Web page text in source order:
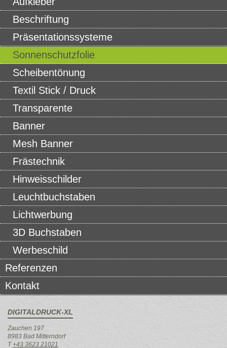
Beschriftung
Präsentationssysteme
Sonnenschutzfolie
Scheibentönung
Textil Stick / Druck
Transparente
Banner
Mesh Banner
Frästechnik
Hinweisschilder
Leuchtbuchstaben
Lichtwerbung
3D Buchstaben
Werbeschild
Referenzen
Kontakt
DIGITALDRUCK-XL
Zauchen 197
8983 Bad Mitterndorf
T+43 3623 21021